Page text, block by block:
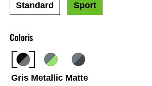
Coloris
Gris Metallic Matte
Standard Sport